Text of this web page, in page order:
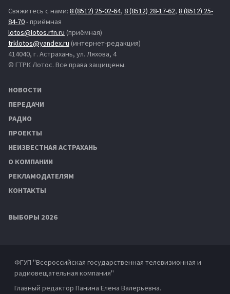
Свяжитесь с нами: 8 (8512) 25-02-64, 8 (8512) 28-17-62, 8 (8512) 25-
84-70- приёмная
lotos@lotos.rfn.ru (приёмная)
trklotos@yandex.ru (интернет-редакция)
414040, г. Астрахань, ул. Ляхова, 4
© ГТРК Лотос. Все права защищены.
НОВОСТИ
ПЕРЕДАЧИ
РАДИО
ПРОЕКТЫ
НЕИЗВЕСТНАЯ АСТРАХАНЬ
О КОМПАНИИ
РЕКЛАМОДАТЕЛЯМ
КОНТАКТЫ
ВЫБОРЫ 2026
ФГУП "Всероссийская государственная телевизионная и
радиовещательная компания"
Главный редактор Панина Елена Валерьевна.